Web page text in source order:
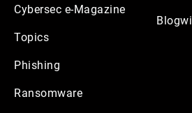
Cybersec e-Magazine
Topics
Phishing
Ransomware